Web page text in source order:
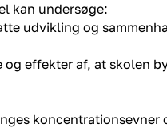
kan undersøge:
udvikling og
og effekter af, at skolen